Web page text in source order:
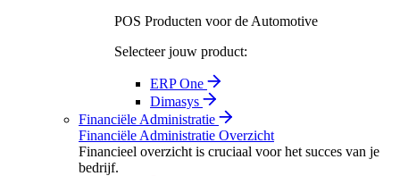
POS Producten voor de Automotive
Selecteer jouw product:
ERP One
Dimasys
Financiële Administratie
Financiële Administratie Overzicht
Financieel overzicht is cruciaal voor het succes van je
bedrijf.